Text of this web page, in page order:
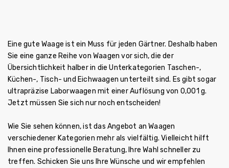
Eine gute Waage ist ein Muss für jeden Gärtner. Deshalb haben
Sie eine ganze Reihe von Waagen vor sich, die der
Übersichtlichkeit halber in die Unterkategorien Taschen-,
Küchen-, Tisch- und Eichwaagen unterteilt sind. Es gibt sogar
ultrapräzise Laborwaagen mit einer Auflösung von 0,001 g.
Jetzt müssen Sie sich nur noch entscheiden!
Wie Sie sehen können, ist das Angebot an Waagen
verschiedener Kategorien mehr als vielfältig. Vielleicht hilft
Ihnen eine professionelle Beratung, Ihre Wahl schneller zu
treffen. Schicken Sie uns Ihre Wünsche und wir empfehlen